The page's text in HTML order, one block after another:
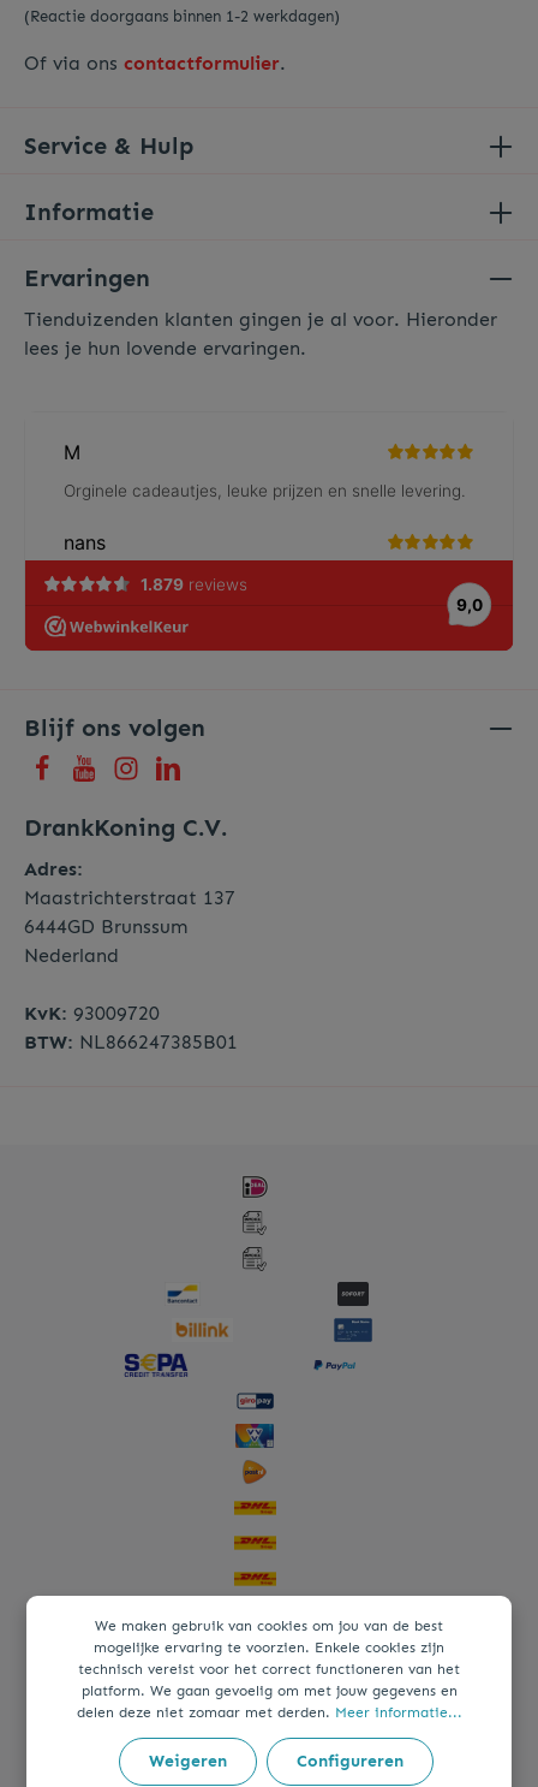
Blijf ons volgen
DrankKoning C.V.
Adres:
Maastrichterstraat 137
6444GD Brunssum
Nederland
KvK: 93009720
BTW: NL866247385B01
Ervaringen
Tienduizenden klanten gingen je al voor. Hieronder
lees je hun lovende ervaringen.
(Reactie doorgaans binnen 1-2 werkdagen)
Of via ons contactformulier.
Service & Hulp
Informatie
We maken gebruik van cookies om jou van de best
mogelijke ervaring te voorzien. Enkele cookies zijn
technisch vereist voor het correct functioneren van het
platform. We gaan gevoelig om met jouw gegevens en
delen deze niet zomaar met derden. Meer informatie...
Weigeren Configureren